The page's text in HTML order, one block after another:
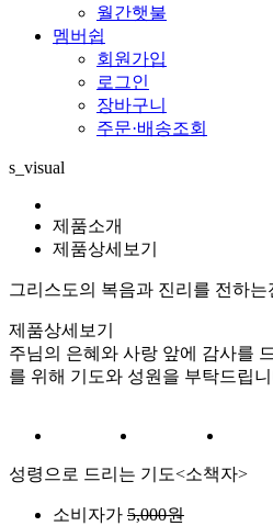
월간햇불
멤버쉽
회원가입
로그인
장바구니
주문·배송조회
s_visual
제품소개
제품상세보기
그리스도의 복음과 진리를 전하는
제품상세보기
주님의 은혜와 사랑 앞에 감사를
를 위해 기도와 성원을 부탁드립
성령으로 드리는 기도<소책자>
소비자가 5,000원